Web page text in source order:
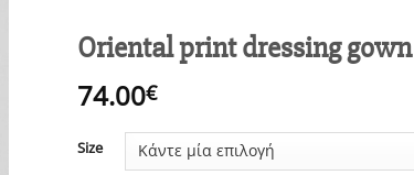
Oriental print dressing gown
74.00€
Size